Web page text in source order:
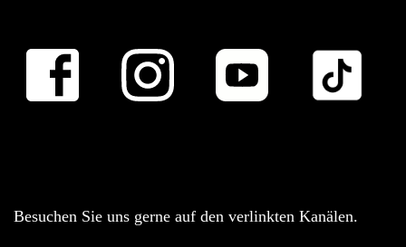
Besuchen Sie uns gerne auf den verlinkten Kanälen.